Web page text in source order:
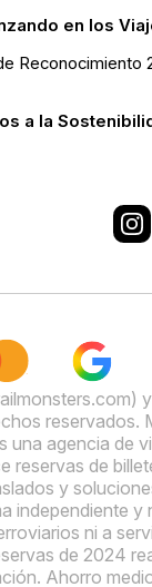
en los
Reconocimiento
a la
reservados.
una agencia de
reservas de
y
independiente y
ni a
de 2024
Ahorro